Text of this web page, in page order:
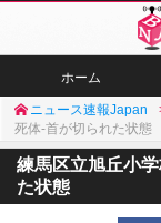
ホーム
ニュース速報Japan
死体-首が切られた状態
練馬区立旭丘小
た状態